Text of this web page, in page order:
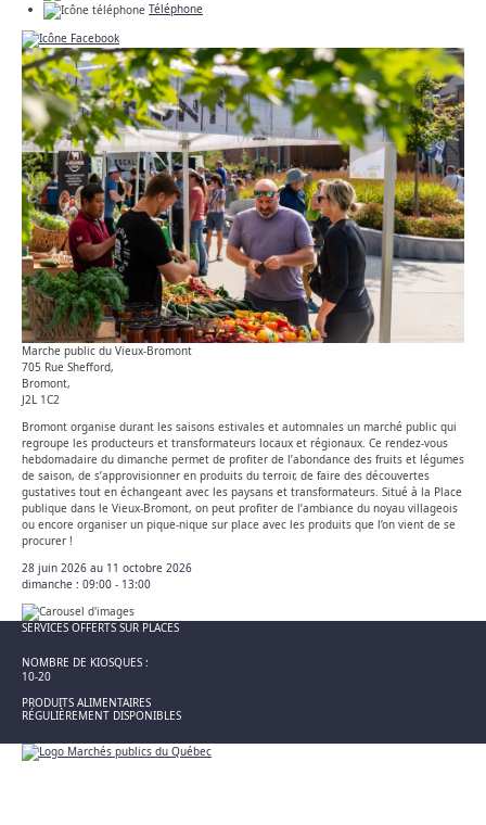
Téléphone
Marche public du Vieux-Bromont
705 Rue Shefford,
Bromont,
J2L 1C2
Bromont organise durant les saisons estivales et automnales un marché public qui
regroupe les producteurs et transformateurs locaux et régionaux. Ce rendez-vous
hebdomadaire du dimanche permet de profiter de l’abondance des fruits et légumes
de saison, de s’approvisionner en produits du terroir, de faire des découvertes
gustatives tout en échangeant avec les paysans et transformateurs. Situé à la Place
publique dans le Vieux-Bromont, on peut profiter de l’ambiance du noyau villageois
ou encore organiser un pique-nique sur place avec les produits que l’on vient de se
procurer !
28 juin 2026 au 11 octobre 2026
dimanche : 09:00 - 13:00
SERVICES OFFERTS SUR PLACES
NOMBRE DE KIOSQUES :
10-20
PRODUITS ALIMENTAIRES
RÉGULIÈREMENT DISPONIBLES